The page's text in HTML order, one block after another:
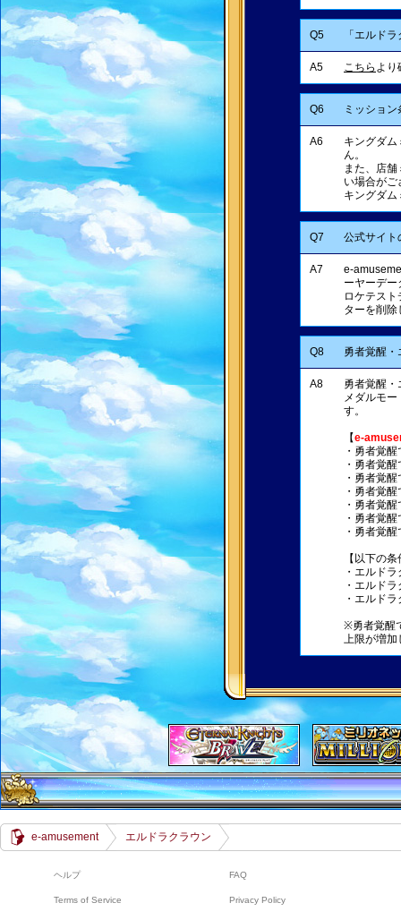
Q5 「エルド
A5 こちら より
Q6 ミッショ
A6
キングダ
ん。
また、店
い場合がご
キングダ
Q7 公式サイト
A7
e-
ーヤーデー
ロケテス
ターを削除
Q8 勇者覚醒
A8
勇者覚醒
メダルモ
す。
【e-
・勇者覚
・勇者覚
・勇者覚
・勇者覚
・勇者覚
・勇者覚
・勇者覚
【以下の
・エルド
・エルド
・エルド
※勇者覚醒
上限が増加
e-amusement エルドラクラウン
ヘルプ FAQ
Terms of Service Privacy Policy